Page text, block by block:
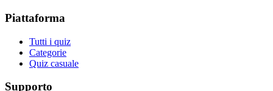
Piattaforma
Tutti i quiz
Categorie
Quiz casuale
Supporto